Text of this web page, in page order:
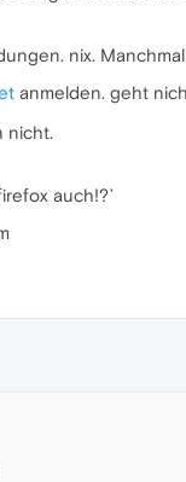
nix.
anmelden. geht
nicht.
auch!?`